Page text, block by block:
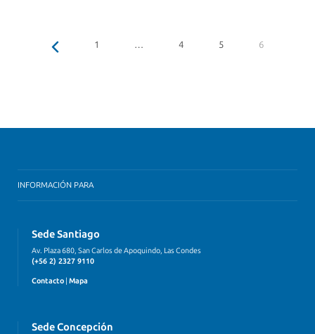
1 … 4 5 6
INFORMACIÓN PARA
Sede Santiago
Av. Plaza 680, San Carlos de Apoquindo, Las Condes
(+56 2) 2327 9110
Contacto | Mapa
Sede Concepción